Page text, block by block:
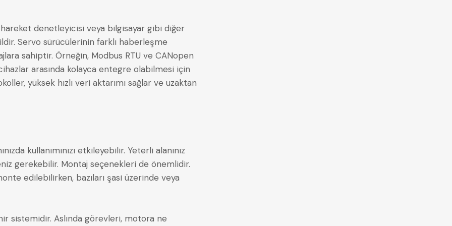
denetleyicisi veya bilgisayar gibi diğer
Servo sürücülerinin farklı haberleşme
sahiptir. Örneğin, Modbus RTU ve CANopen
arasında kolayca entegre olabilmesi için
yüksek hızlı veri aktarımı sağlar ve uzaktan
kullanımınızı etkileyebilir. Yeterli alanınız
gerekebilir. Montaj seçenekleri de önemlidir.
edilebilirken, bazıları şasi üzerinde veya
sistemidir. Aslında görevleri, motora ne